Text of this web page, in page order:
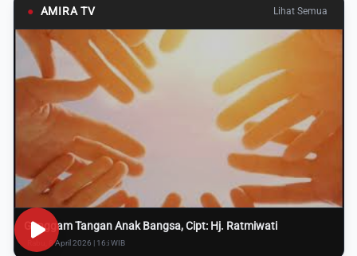
● AMIRA TV Lihat Semua
Genggam Tangan Anak Bangsa, Cipt: Hj. Ratmiwati
Rabu, 8 April 2026 | 16:i WIB